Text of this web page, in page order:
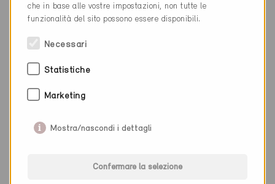
Cantone San Gallo
NAP
Luogo Rapperswil
che in base alle vostre impostazioni, non tutte le
funzionalità del sito possono essere disponibili.
Necessari
Statistiche
Marketing
Mostra/nascondi i dettagli
Confermare la selezione